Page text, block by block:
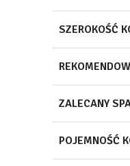
SZEROKOŚĆ
ZALECANY
POJEMNOŚĆ